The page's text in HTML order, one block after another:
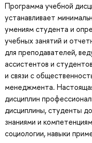
Программа учебной
устанавливает
умениям студента и
учебных занятий и
для преподавателей,
ассистентов и
и связи с
менеджмента.
дисциплин
дисциплины, студенты
знаниями и
социологии, навыки